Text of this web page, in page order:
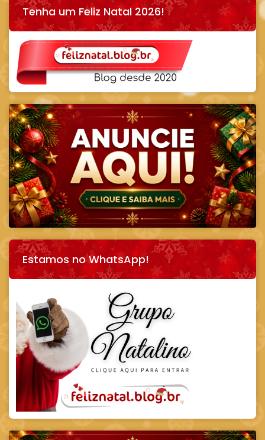
Tenha um Feliz Natal 2026!
Estamos no WhatsApp!